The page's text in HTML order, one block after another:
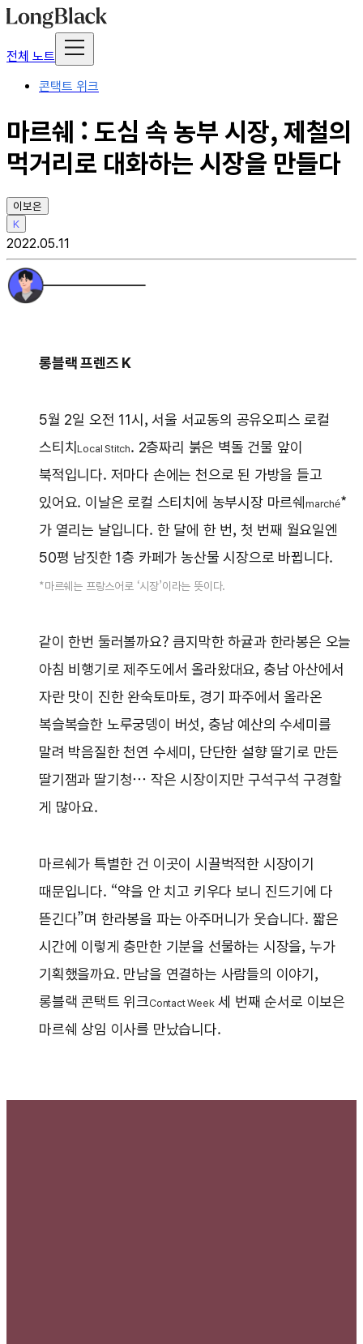
전체 노트
콘택트 위크
마르쉐 : 도심 속 농부 시장, 제철의
먹거리로 대화하는 시장을 만들다
이보은
K
2022.05.11
롱블랙 프렌즈 K
5월 2일 오전 11시, 서울 서교동의 공유오피스 로컬
스티치Local Stitch. 2층짜리 붉은 벽돌 건물 앞이
북적입니다. 저마다 손에는 천으로 된 가방을 들고
있어요. 이날은 로컬 스티치에 농부시장 마르쉐 marché*
가 열리는 날입니다. 한 달에 한 번, 첫 번째 월요일엔
50평 남짓한 1층 카페가 농산물 시장으로 바뀝니다.
*마르쉐는 프랑스어로 ‘시장’이라는 뜻이다.
같이 한번 둘러볼까요? 큼지막한 하귤과 한라봉은 오늘
아침 비행기로 제주도에서 올라왔대요, 충남 아산에서
자란 맛이 진한 완숙토마토, 경기 파주에서 올라온
복슬복슬한 노루궁뎅이 버섯, 충남 예산의 수세미를
말려 박음질한 천연 수세미, 단단한 설향 딸기로 만든
딸기잼과 딸기청… 작은 시장이지만 구석구석 구경할
게 많아요.
마르쉐가 특별한 건 이곳이 시끌벅적한 시장이기
때문입니다. “약을 안 치고 키우다 보니 진드기에 다
뜯긴다”며 한라봉을 파는 아주머니가 웃습니다. 짧은
시간에 이렇게 충만한 기분을 선물하는 시장을, 누가
기획했을까요. 만남을 연결하는 사람들의 이야기,
롱블랙 콘택트 위크Contact Week 세 번째 순서로 이보은
마르쉐 상임 이사를 만났습니다.